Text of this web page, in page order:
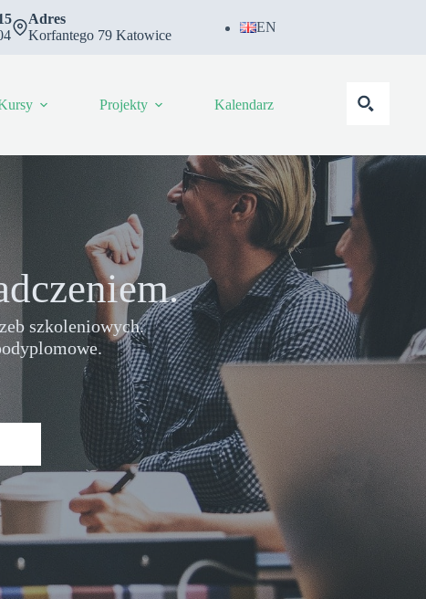
Adres
Korfantego 79 Katowice
EN
Projekty Kalendarz
szkoleniowych.